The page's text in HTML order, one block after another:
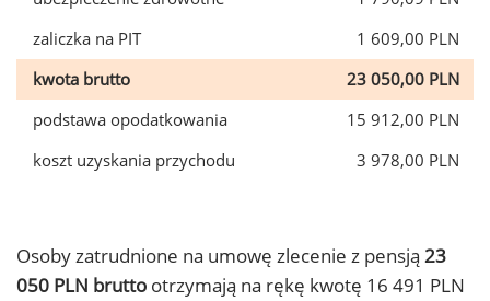
zaliczka na PIT
1 609,00 PLN
kwota brutto
23 050,00 PLN
podstawa opodatkowania
15 912,00 PLN
koszt uzyskania przychodu
3 978,00 PLN
Osoby zatrudnione na umowę zlecenie z pensją 23
050 PLN brutto otrzymają na rękę kwotę 16 491 PLN